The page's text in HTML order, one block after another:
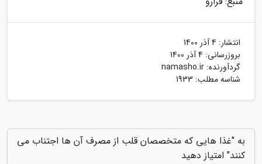
انتشار: 4 آذر 1400
بروزرسانی: 4 آذر 1400
گردآورنده: namasho.ir
شناسه مطلب: 1933
به "غذا هایی که متخصصان قلب از مصرف آن ها اجتناب می
کنند" امتیاز دهید